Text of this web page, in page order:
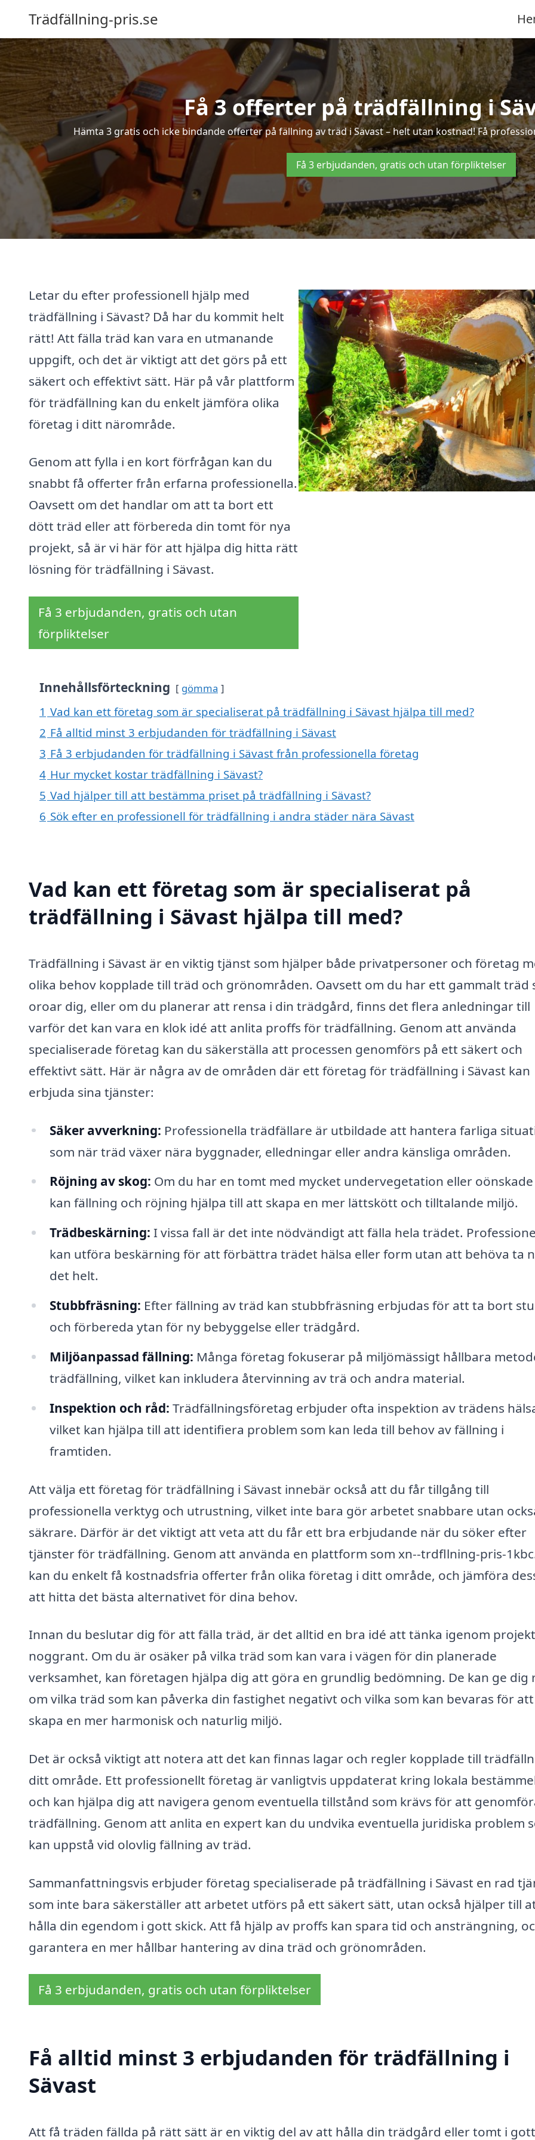
Trädfällning-pris.se
Få 3 offerter på trädfällning i
Hämta 3 gratis och icke bindande offerter på fällning av träd i Sävast – helt utan kostnad! Få
Få 3 erbjudanden, gratis och utan förpliktelser
Letar du efter professionell hjälp med
trädfällning i Sävast? Då har du kommit helt
rätt! Att fälla träd kan vara en utmanande
uppgift, och det är viktigt att det görs på ett
säkert och effektivt sätt. Här på vår plattform
för trädfällning kan du enkelt jämföra olika
företag i ditt närområde.
Genom att fylla i en kort förfrågan kan du
snabbt få offerter från erfarna professionella.
Oavsett om det handlar om att ta bort ett
dött träd eller att förbereda din tomt för nya
projekt, så är vi här för att hjälpa dig hitta rätt
lösning för trädfällning i Sävast.
Få 3 erbjudanden, gratis och utan
förpliktelser
Innehållsförteckning gömma
1 Vad kan ett företag som är specialiserat på trädfällning i Sävast hjälpa till med?
2 Få alltid minst 3 erbjudanden för trädfällning i Sävast
3 Få 3 erbjudanden för trädfällning i Sävast från professionella företag
4 Hur mycket kostar trädfällning i Sävast?
5 Vad hjälper till att bestämma priset på trädfällning i Sävast?
6 Sök efter en professionell för trädfällning i andra städer nära Sävast
Vad kan ett företag som är specialiserat på
trädfällning i Sävast hjälpa till med?
Trädfällning i Sävast är en viktig tjänst som hjälper både privatpersoner och företag
olika behov kopplade till träd och grönområden. Oavsett om du har ett gammalt träd
oroar dig, eller om du planerar att rensa i din trädgård, finns det flera anledningar till
varför det kan vara en klok idé att anlita proffs för trädfällning. Genom att använda
specialiserade företag kan du säkerställa att processen genomförs på ett säkert och
effektivt sätt. Här är några av de områden där ett företag för trädfällning i Sävast kan
erbjuda sina tjänster:
Säker avverkning: Professionella trädfällare är utbildade att hantera farliga
som när träd växer nära byggnader, elledningar eller andra känsliga områden.
Röjning av skog: Om du har en tomt med mycket undervegetation eller
kan fällning och röjning hjälpa till att skapa en mer lättskött och tilltalande miljö.
Trädbeskärning: I vissa fall är det inte nödvändigt att fälla hela trädet.
kan utföra beskärning för att förbättra trädet hälsa eller form utan att behöva ta
det helt.
Stubbfräsning: Efter fällning av träd kan stubbfräsning erbjudas för att ta bort
och förbereda ytan för ny bebyggelse eller trädgård.
Miljöanpassad fällning: Många företag fokuserar på miljömässigt hållbara
trädfällning, vilket kan inkludera återvinning av trä och andra material.
Inspektion och råd: Trädfällningsföretag erbjuder ofta inspektion av trädens
vilket kan hjälpa till att identifiera problem som kan leda till behov av fällning i
framtiden.
Att välja ett företag för trädfällning i Sävast innebär också att du får tillgång till
professionella verktyg och utrustning, vilket inte bara gör arbetet snabbare utan
säkrare. Därför är det viktigt att veta att du får ett bra erbjudande när du söker efter
tjänster för trädfällning. Genom att använda en plattform som xn--trdfllning-pris-
kan du enkelt få kostnadsfria offerter från olika företag i ditt område, och jämföra
att hitta det bästa alternativet för dina behov.
Innan du beslutar dig för att fälla träd, är det alltid en bra idé att tänka igenom
noggrant. Om du är osäker på vilka träd som kan vara i vägen för din planerade
verksamhet, kan företagen hjälpa dig att göra en grundlig bedömning. De kan ge dig
om vilka träd som kan påverka din fastighet negativt och vilka som kan bevaras för att
skapa en mer harmonisk och naturlig miljö.
Det är också viktigt att notera att det kan finnas lagar och regler kopplade till
ditt område. Ett professionellt företag är vanligtvis uppdaterat kring lokala
och kan hjälpa dig att navigera genom eventuella tillstånd som krävs för att
trädfällning. Genom att anlita en expert kan du undvika eventuella juridiska problem
kan uppstå vid olovlig fällning av träd.
Sammanfattningsvis erbjuder företag specialiserade på trädfällning i Sävast en rad
som inte bara säkerställer att arbetet utförs på ett säkert sätt, utan också hjälper till
hålla din egendom i gott skick. Att få hjälp av proffs kan spara tid och ansträngning,
garantera en mer hållbar hantering av dina träd och grönområden.
Få 3 erbjudanden, gratis och utan förpliktelser
Få alltid minst 3 erbjudanden för trädfällning i
Sävast
Att få träden fällda på rätt sätt är en viktig del av att hålla din trädgård eller tomt i gott